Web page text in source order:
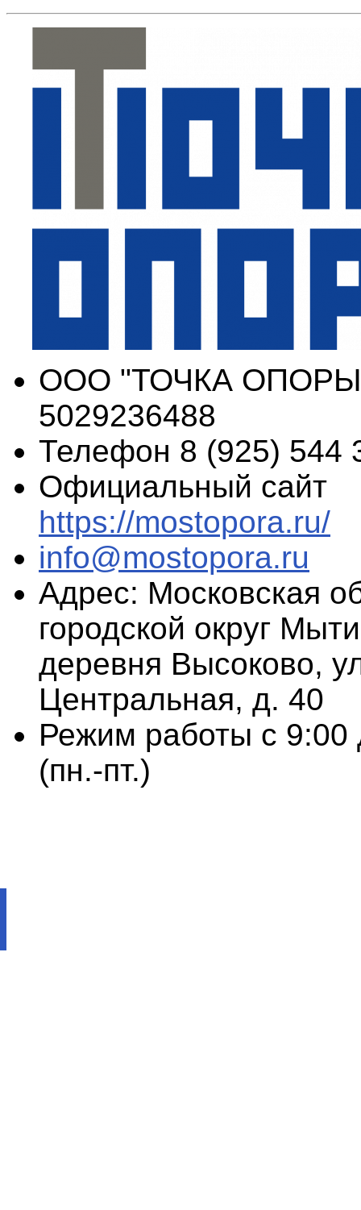
ООО "ТОЧКА
5029236488
Телефон 8 (925) 544
Официальный сайт
https://mostopora.ru/
info@mostopora.ru
Адрес: Московская
городской округ
деревня Высоково,
Центральная, д. 40
Режим работы с 9:00
(пн.-пт.)